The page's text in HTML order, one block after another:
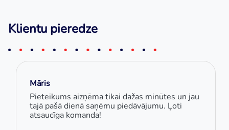
Klientu pieredze
Māris
Pieteikums aizņēma tikai dažas minūtes un jau
tajā pašā dienā saņēmu piedāvājumu. Ļoti
atsaucīga komanda!